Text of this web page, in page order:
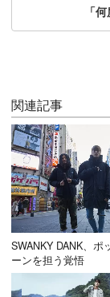
「
関連記事
SWANKY DANK、ポ
ーンを担う覚悟